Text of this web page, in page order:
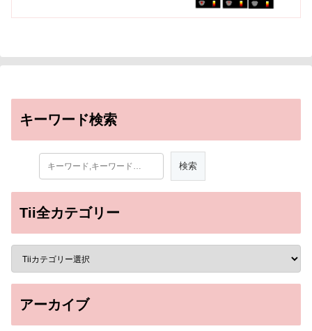
キーワード検索
Tii全カテゴリー
アーカイブ